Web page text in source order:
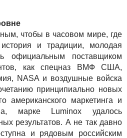
чтобы в часовом мире, где
и традиции, молодая
официальным поставщиком
как спецназ ВМФ США,
NASA и воздушные войска
принципиально новых
американского маркетинга и
марке Luminox удалось
результатов. А не так давно
и рядовым российским